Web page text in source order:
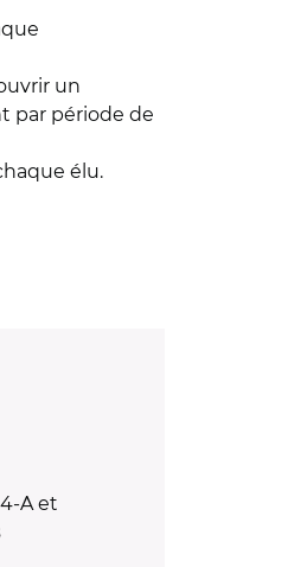
un
par période de
élu.
A et